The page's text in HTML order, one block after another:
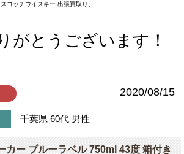
スコッチウイスキー 出張買取り。
がとうございます！
2020/08/15
千葉県 60代 男性
カー ブルーラベル 750ml 43度 箱付き